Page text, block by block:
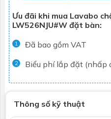
Ưu đãi khi mua Lavabo
LW526NJU#W đặt bàn:
1 Đã bao gồm VAT
2 Biểu phí lắp đặt (nhấp
Thông số kỹ thuật